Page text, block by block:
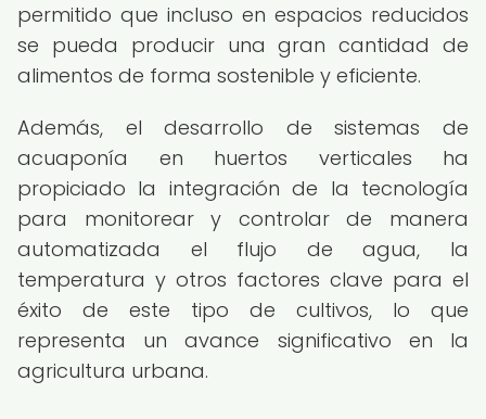
permitido que incluso en espacios reducidos
se pueda producir una gran cantidad de
alimentos de forma sostenible y eficiente.
Además, el desarrollo de sistemas de
acuaponía en huertos verticales ha
propiciado la integración de la tecnología
para monitorear y controlar de manera
automatizada el flujo de agua, la
temperatura y otros factores clave para el
éxito de este tipo de cultivos, lo que
representa un avance significativo en la
agricultura urbana.